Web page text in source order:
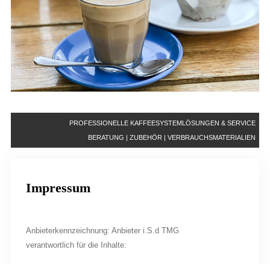
PROFESSIONELLE KAFFEESYSTEMLÖSUNGEN & SERVICE
BERATUNG | ZUBEHÖR | VERBRAUCHSMATERIALIEN
Impressum
Anbieterkennzeichnung: Anbieter i.S.d TMG
verantwortlich für die Inhalte: